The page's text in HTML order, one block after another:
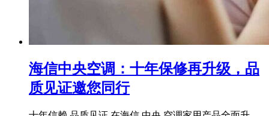
海信中央空调：十年保修再升级，品
质见证邀您同行